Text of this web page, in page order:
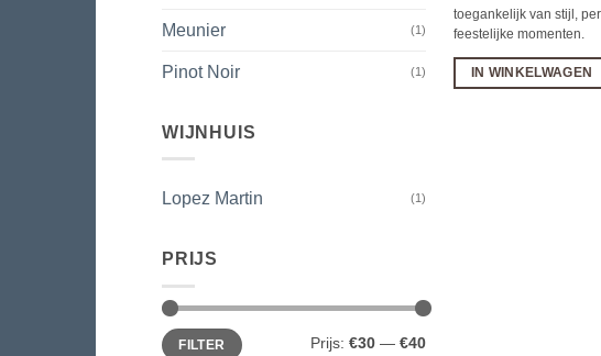
Meunier (1)
Pinot Noir (1)
WIJNHUIS
Lopez Martin (1)
PRIJS
Min.
prijs
Max.
prijsFILTER Prijs: €30 — €40
toegankelijk van stijl,
feestelijke momenten.
IN WINKELWAGEN